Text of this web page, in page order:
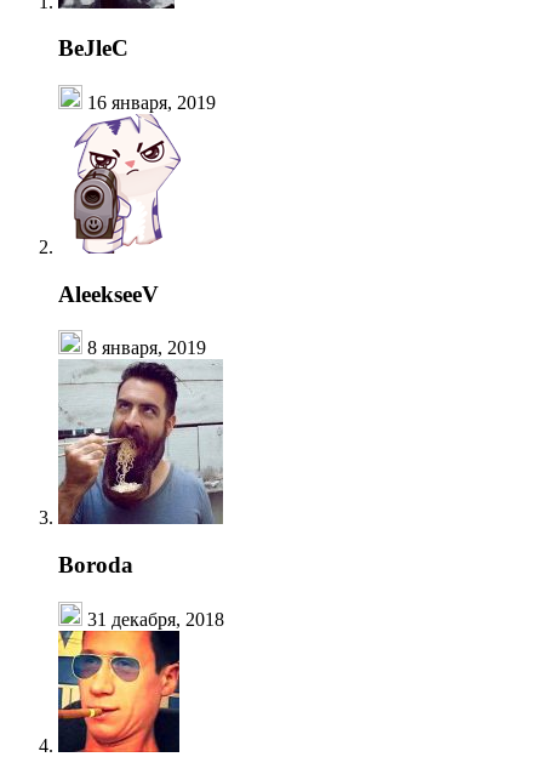
BeJleC
16 января, 2019
AleekseeV
8 января, 2019
Boroda
31 декабря, 2018